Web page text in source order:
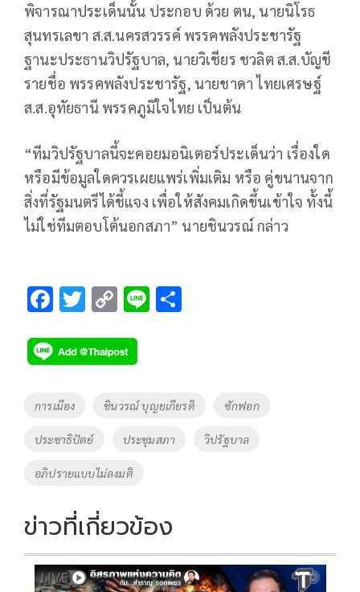
พิจารณาประเด็นนั้น ประกอบ ด้วย ตน, นายนิโรธ
สุนทรเลขา ส.ส.นครสวรรค์ พรรคพลังประชารัฐ
ฐานะประธานวิปรัฐบาล, นายวิเชียร ชวลิต ส.ส.บัญชี
รายชื่อ พรรคพลังประชารัฐ, นายชาดา ไทยเศรษฐ์
ส.ส.อุทัยธานี พรรคภูมิใจไทย เป็นต้น
“ทีมวิปรัฐบาลนี้จะคอยมอนิเตอร์ประเด็นว่า เรื่องใด
หรือมีข้อมูลใดควรเผยแพร่เพิ่มเติม หรือ คู่ขนานจาก
สิ่งที่รัฐมนตรีได้ชี้แจง เพื่อให้สังคมเกิดขึ้นเข้าใจ ทั้งนี้
ไม่ใช่ทีมตอบโต้นอกสภา” นายชินวรณ์ กล่าว
F
e
b
o
o
k
T
tt
er
C
p
y
Li
n
k
Li
Tags
การเมือง ชินวรณ์ บุญยเกียรติ ซักฟอก
ประชาธิปัตย์ ประชุมสภา วิปรัฐบาล
อภิปรายแบบไม่ลงมติ
ข่าวที่เกี่ยวข้อง